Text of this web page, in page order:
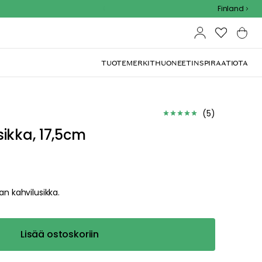
Finland
TUOTEMERKITHUONEETINSPIRAATIOTA
(5)
17,5cm
kahvilusikka.
Lisää ostoskoriin